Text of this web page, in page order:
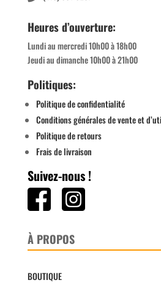
Heures d’ouverture:
Lundi au mercredi 10h00 à 18h00
Jeudi au dimanche 10h00 à 21h00
Politiques:
Politique de confidentialité
Conditions générales de vente et
Politique de retours
Frais de livraison
Suivez-nous !
À PROPOS
BOUTIQUE